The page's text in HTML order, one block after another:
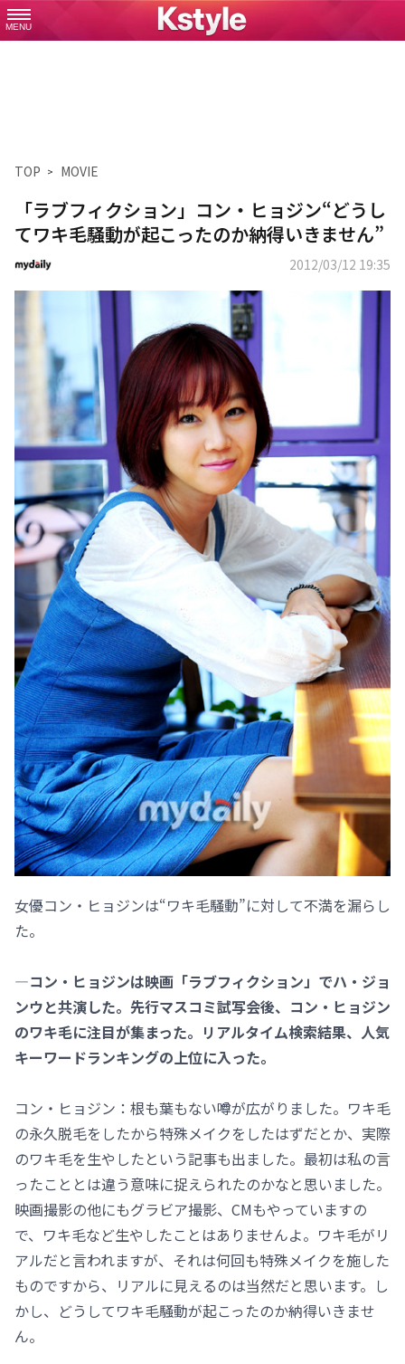
MENU
TOP MOVIE
「ラブフィクション」コン・ヒョジン“どうし
てワキ毛騒動が起こったのか納得いきません”
2012/03/12 19:35
女優コン・ヒョジンは“ワキ毛騒動”に対して不満を漏らし
た。
―コン・ヒョジンは映画「ラブフィクション」でハ・ジョ
ンウと共演した。先行マスコミ試写会後、コン・ヒョジン
のワキ毛に注目が集まった。リアルタイム検索結果、人気
キーワードランキングの上位に入った。
コン・ヒョジン：根も葉もない噂が広がりました。ワキ毛
の永久脱毛をしたから特殊メイクをしたはずだとか、実際
のワキ毛を生やしたという記事も出ました。最初は私の言
ったこととは違う意味に捉えられたのかなと思いました。
映画撮影の他にもグラビア撮影、CMもやっていますの
で、ワキ毛など生やしたことはありませんよ。ワキ毛がリ
アルだと言われますが、それは何回も特殊メイクを施した
ものですから、リアルに見えるのは当然だと思います。し
かし、どうしてワキ毛騒動が起こったのか納得いきませ
ん。